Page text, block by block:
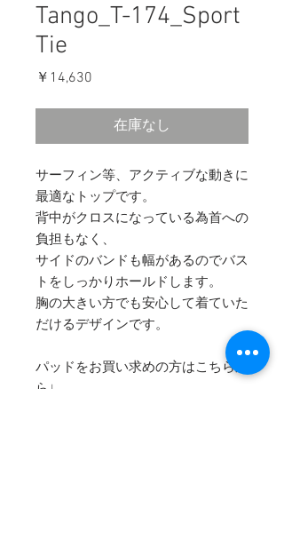
Tango_T-174_Sport
Tie
￥14,630
在庫なし
サーフィン等、アクティブな動きに
最適なトップです。
背中がクロスになっている為首への
負担もなく、
サイドのバンドも幅があるのでバス
トをしっかりホールドします。
胸の大きい方でも安心して着ていた
だけるデザインです。
パッドをお買い求めの方はこちらか
ら↓